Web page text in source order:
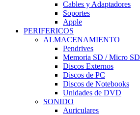
Cables y Adaptadores
Soportes
Apple
PERIFERICOS
ALMACENAMIENTO
Pendrives
Memoria SD / Micro SD
Discos Externos
Discos de PC
Discos de Notebooks
Unidades de DVD
SONIDO
Auriculares